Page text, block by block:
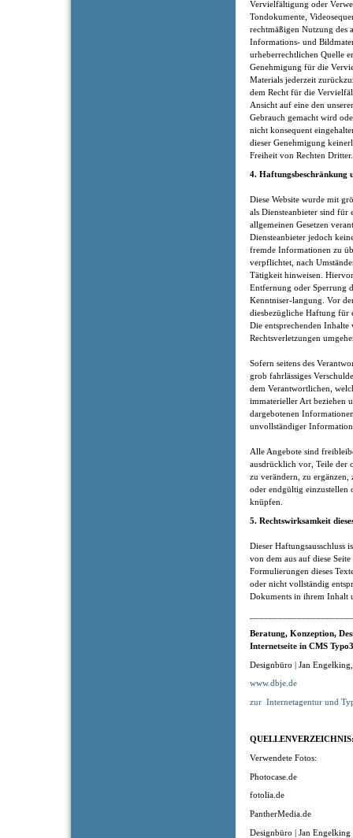
Vervielfältigung oder
Tondokumente,
rechtmäßigen Nutzung des
Informations- und
urheberrechtlichen Quelle
Genehmigung für die
Materials jederzeit
dem Recht für die
Ansicht auf eine den
Gebrauch gemacht wird
nicht konsequent
dieser Genehmigung
Freiheit von Rechten Dritter.
4. Haftungsbeschränkung
Diese Website wurde mit
als Diensteanbieter sind für
allgemeinen Gesetzen
Diensteanbieter jedoch
fremde Informationen zu
verpflichtet, nach
Tätigkeit hinweisen.
Entfernung oder Sperrung
Kenntniser-langung. Vor
diesbezügliche Haftung für
Die entsprechenden Inhalte
Rechtsverletzungen
Sofern seitens des
grob fahrlässiges
dem Verantwortlichen,
immaterieller Art beziehen
dargebotenen
unvollständiger
Alle Angebote sind
ausdrücklich vor, Teile der
zu verändern, zu
oder endgültig einzustellen
knüpfen.
5. Rechtswirksamkeit
Dieser Haftungsausschluss
von dem aus auf diese
Formulierungen dieses
oder nicht vollständig
Dokuments in ihrem Inhalt
Beratung, Konzeption,
Internetseite in CMS
Designbüro | Jan
www.dbje.de
zur Internetagentur und
Verwendete Fotos:
Photocase.de
fotolia.de
PantherMedia.de
Designbüro | Jan Engelking